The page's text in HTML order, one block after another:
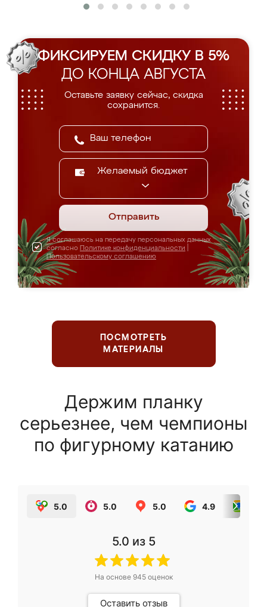
ФИКСИРУЕМ СКИДКУ В 5%
ДО КОНЦА АВГУСТА
Оставьте заявку сейчас, скидка
сохранится.
Желаемый бюджет
Отправить
Я соглашаюсь на передачу персональных данных
согласно Политике конфиденциальности
Пользовательскому соглашению
ПОСМОТРЕТЬ
МАТЕРИАЛЫ
Держим планку
серьезнее, чем чемпионы
по фигурному катанию
5.0 5.0 5.0 4.9
5.0 из 5
На основе 945оценок
Оставить отзыв